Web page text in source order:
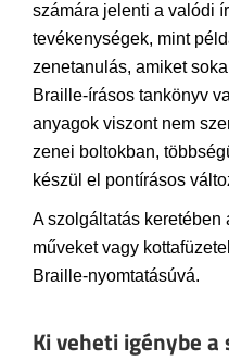
számára jelenti a valódi
tevékenységek, mint
zenetanulás, amiket
Braille-írásos tankönyv
anyagok viszont nem
zenei boltokban,
készül el pontírásos
A szolgáltatás
műveket vagy
Braille-nyomtatásúvá.
Ki veheti igénybe